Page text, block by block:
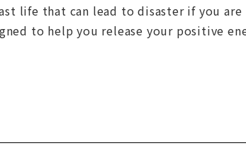
life that can lead to disaster if you
to help you release your positive